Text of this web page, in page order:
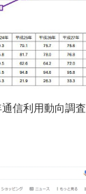
信利用動向調査